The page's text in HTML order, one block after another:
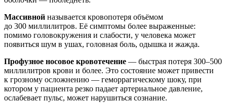
Массивной называется кровопотеря объёмом
до 300 миллилитров. Её симптомы более выраженные:
помимо головокружения и слабости, у человека может
появиться шум в ушах, головная боль, одышка и жажда.
Профузное носовое кровотечение — быстрая потеря 300–500
миллилитров крови и более. Это состояние может привести
к грозному осложнению — геморрагическому шоку, при
котором у пациента резко падает артериальное давление,
ослабевает пульс, может нарушиться сознание.